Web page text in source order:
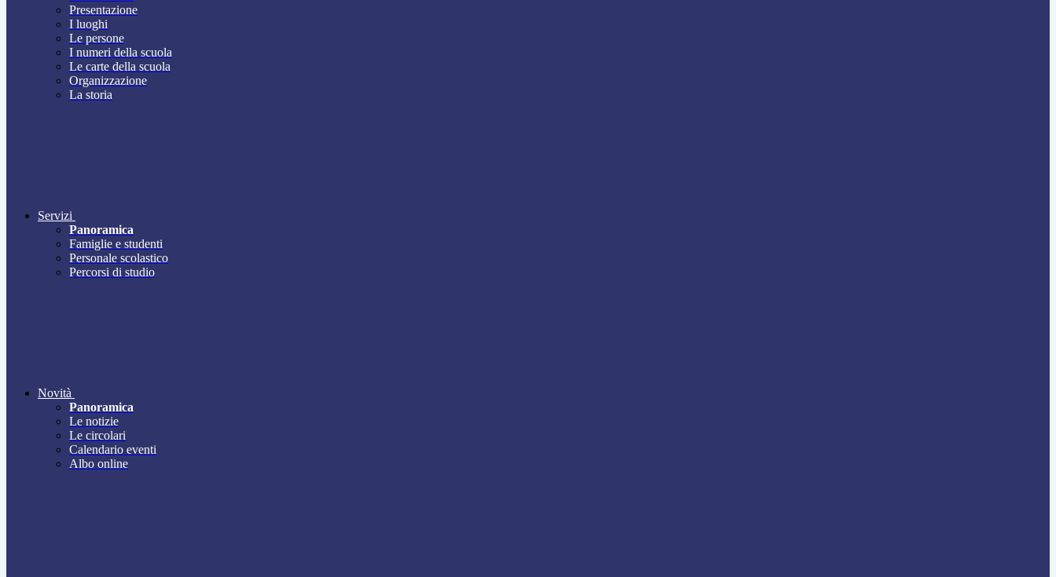
Presentazione
I luoghi
Le persone
I numeri della scuola
Le carte della scuola
Organizzazione
La storia
Servizi
Panoramica
Famiglie e studenti
Personale scolastico
Percorsi di studio
Novità
Panoramica
Le notizie
Le circolari
Calendario eventi
Albo online